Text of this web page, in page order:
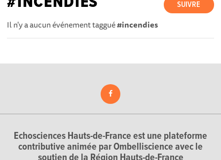
SUIVRE
Il n'y a aucun événement taggué#incendies
Echosciences Hauts-de-France est une plateforme
contributive animée par Ombelliscience avec le